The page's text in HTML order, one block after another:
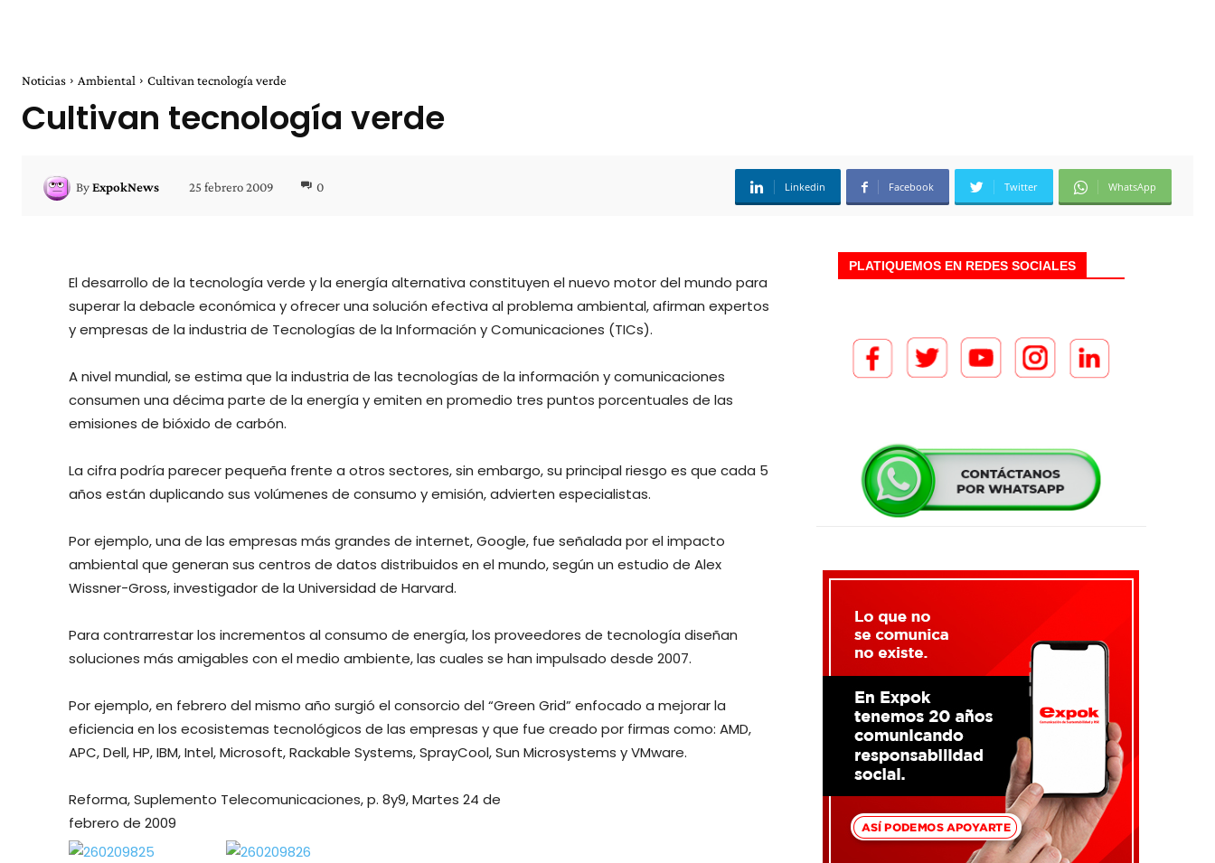
Noticias Ambiental Cultivan tecnología verde
Cultivan tecnología verde
ByExpokNews 25 febrero 2009 0 Linkedin Facebook Twitter WhatsApp
El desarrollo de la tecnología verde y la energía alternativa constituyen el nuevo motor del mundo para
superar la debacle económica y ofrecer una solución efectiva al problema ambiental, afirman expertos
y empresas de la industria de Tecnologías de la Información y Comunicaciones (TICs).
A nivel mundial, se estima que la industria de las tecnologías de la información y comunicaciones
consumen una décima parte de la energía y emiten en promedio tres puntos porcentuales de las
emisiones de bióxido de carbón.
La cifra podría parecer pequeña frente a otros sectores, sin embargo, su principal riesgo es que cada 5
años están duplicando sus volúmenes de consumo y emisión, advierten especialistas.
Por ejemplo, una de las empresas más grandes de internet, Google, fue señalada por el impacto
ambiental que generan sus centros de datos distribuidos en el mundo, según un estudio de Alex
Wissner-Gross, investigador de la Universidad de Harvard.
Para contrarrestar los incrementos al consumo de energía, los proveedores de tecnología diseñan
soluciones más amigables con el medio ambiente, las cuales se han impulsado desde 2007.
Por ejemplo, en febrero del mismo año surgió el consorcio del “Green Grid” enfocado a mejorar la
eficiencia en los ecosistemas tecnológicos de las empresas y que fue creado por firmas como: AMD,
APC, Dell, HP, IBM, Intel, Microsoft, Rackable Systems, SprayCool, Sun Microsystems y VMware.
Reforma, Suplemento Telecomunicaciones, p. 8y9, Martes 24 de
febrero de 2009
PLATIQUEMOS EN REDES SOCIALES